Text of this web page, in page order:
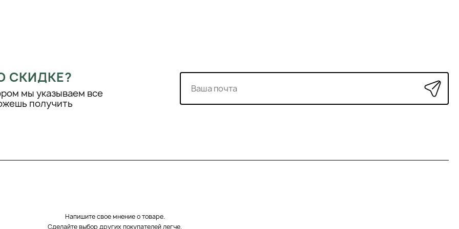
чтобы убедиться,
помощью обычного
естественного
СКИДКЕ?
мы указываем все
получить
Напишите свое мнение о товаре.
Сделайте выбор других покупателей легче.